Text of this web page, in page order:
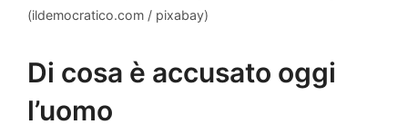
(ildemocratico.com / pixabay)
Di cosa è accusato oggi
l’uomo